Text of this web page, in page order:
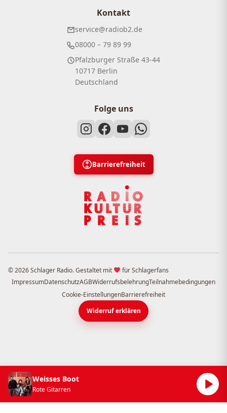
Kontakt
service@radiob2.de
08000 – 79 89 99
Pfalzburger Straße 43-44
10717 Berlin
Deutschland
Folge uns
Barrierefreiheit
© 2026 Schlager Radio. Gestaltet mit
für Schlagerfans
ImpressumDatenschutzAGBWiderrufsbelehrungTeilnahmebedingungen
Cookie-EinstellungenBarrierefreiheit
Widerruf erklären
Weisses Boot
Rote Gitarren